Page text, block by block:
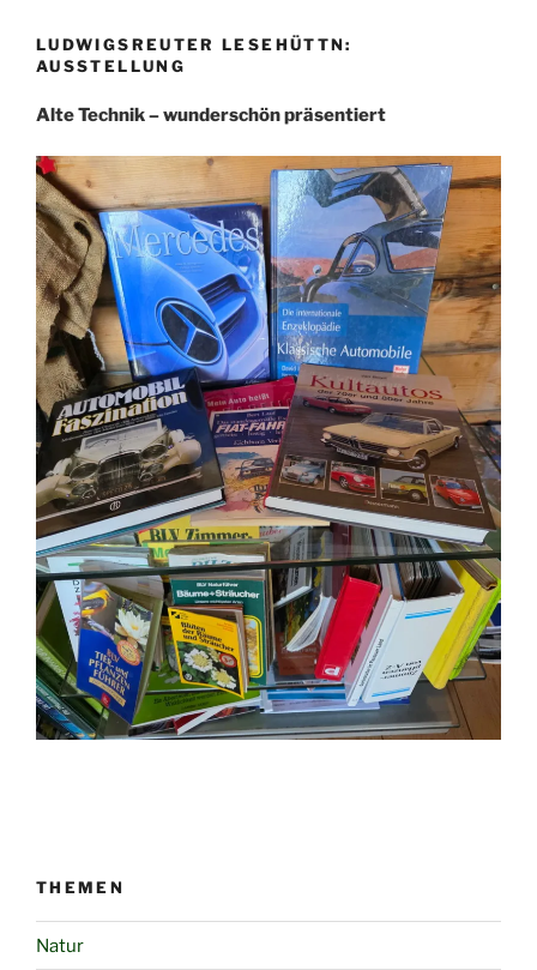
LUDWIGSREUTER LESEHÜTTN:
AUSSTELLUNG
Alte Technik – wunderschön präsentiert
THEMEN
Natur